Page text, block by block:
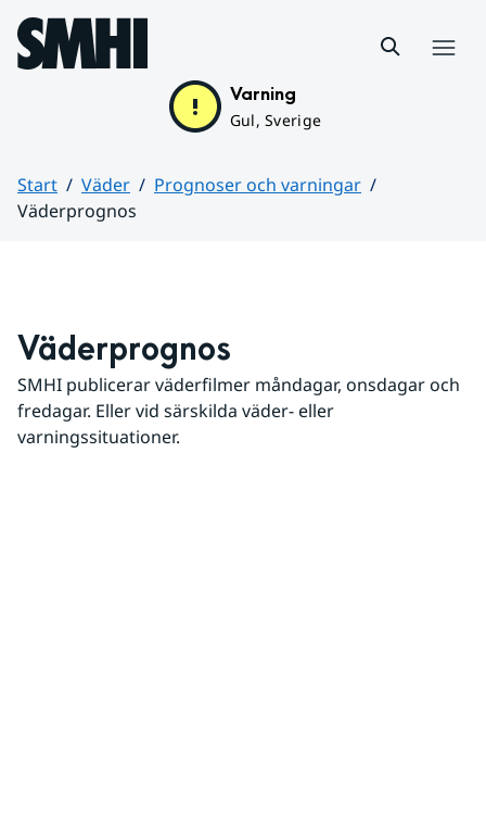
Hoppa till sidans innehåll
Varning
Gul, Sverige
Start Väder
Prognoser och varningar
Väderprognos
Väderprognos
SMHI publicerar väderfilmer måndagar, onsdagar och
fredagar. Eller vid särskilda väder- eller
varningssituationer.